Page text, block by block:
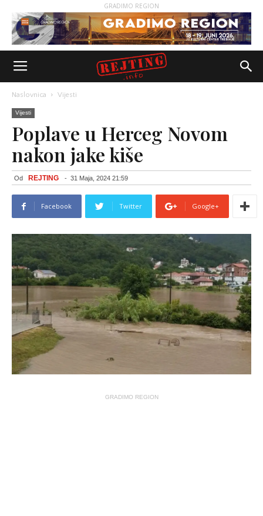
GRADIMO REGION
Naslovnica Vijesti
Vijesti
Poplave u Herceg Novom
nakon jake kiše
Od REJTING - 31 Maja, 2024 21:59
Facebook Twitter Google+
GRADIMO REGION